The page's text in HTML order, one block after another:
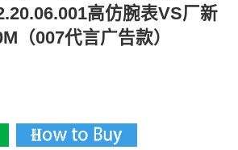
高仿腕表VS厂新
（007代言广告款）